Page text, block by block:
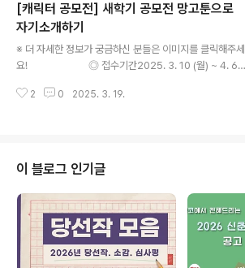
하세요! ◎ 참가자격월드챔피언십은 나이 제한이 있어요.
(2003.01.01~2011.12.31 출생자)포토샵, 일러스트, 인
디자인 활용가능 자해외 여행에 결격 사유가 없는 자 ◎ 접
수기간2025. 02. 24 ~ 2025. 04. 04 ◎ 시상내역미국
출전 비 전액 지원, 대회 교육지원, 자격증 취득, 시상금 ◎
문 의user232@koreaedugr..
[캐릭터 공모전] 새학기 공모전 망고툰으로
자기소개하기
※ 더 자세한 정보가 궁금하신 분들은 이미지를 클릭해주세
요! ◎ 접수기간2025. 3. 10 (월) ~ 4. 6
생- 작품 제출의 경우 학부모/선생님이 대신 제출할 수 있
ULi/view ◎ 내용망고툰으로 나만의 자기소개를 만들어
보세요!아래 템플릿을 사용해 자기소개를 만들고 제출하
면,우수작 중 추첨을 통해 CU 모바일 상품권 3,000원권
을 100명에게 드려요! ◎ 당첨자선정2025. 4. 15..
2 0 2025. 3. 19.
이 블로그 인기글